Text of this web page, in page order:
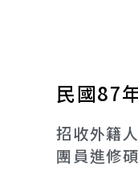
民國87
招收外籍
團員進修